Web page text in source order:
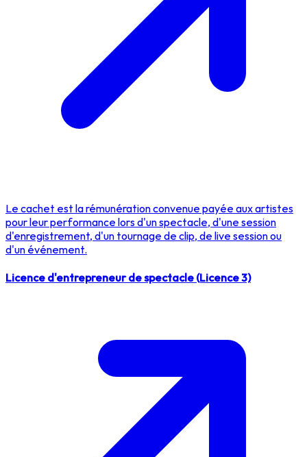
Le cachet est la rémunération convenue payée aux artistes
pour leur performance lors d'un spectacle, d'une session
d'enregistrement, d'un tournage de clip, de live session ou
d'un événement.
Licence d'entrepreneur de spectacle (Licence 3)